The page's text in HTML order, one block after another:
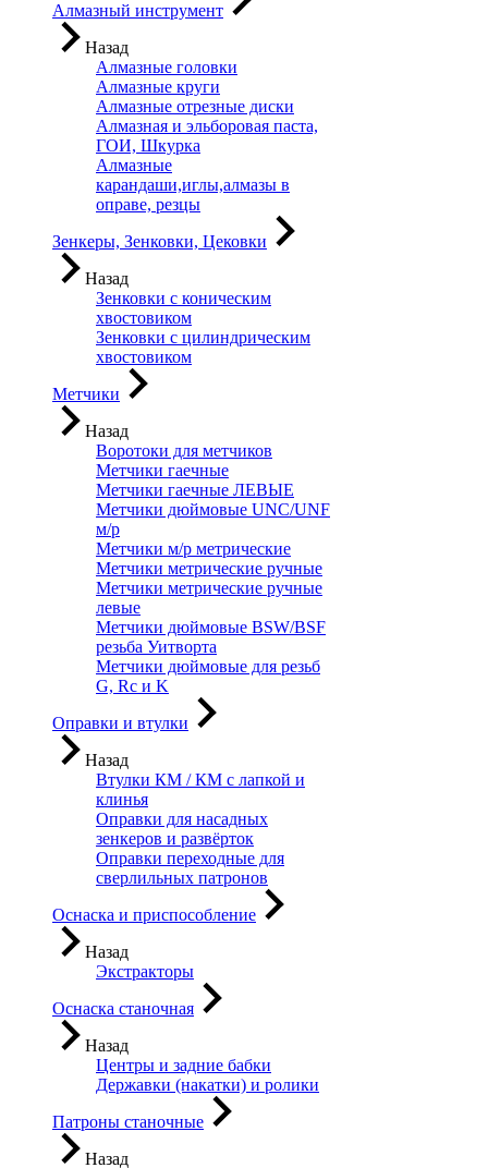
Алмазный инструмент
Назад
Алмазные головки
Алмазные круги
Алмазные отрезные диски
Алмазная и эльборовая паста,
ГОИ, Шкурка
Алмазные
карандаши,иглы,алмазы в
оправе, резцы
Зенкеры, Зенковки, Цековки
Назад
Зенковки с коническим
хвостовиком
Зенковки с цилиндрическим
хвостовиком
Метчики
Назад
Воротоки для метчиков
Метчики гаечные
Метчики гаечные ЛЕВЫЕ
Метчики дюймовые UNC/UNF
м/р
Метчики м/р метрические
Метчики метрические ручные
Метчики метрические ручные
левые
Метчики дюймовые BSW/BSF
резьба Уитворта
Метчики дюймовые для резьб
G, Rc и K
Оправки и втулки
Назад
Втулки КМ / КМ с лапкой и
клинья
Оправки для насадных
зенкеров и развёрток
Оправки переходные для
сверлильных патронов
Оснаска и приспособление
Назад
Экстракторы
Оснаска станочная
Назад
Центры и задние бабки
Державки (накатки) и ролики
Патроны станочные
Назад